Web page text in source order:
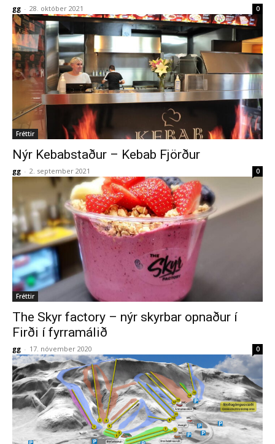
gg - 28. október 2021 0
Fréttir
Nýr Kebabstaður – Kebab Fjörður
gg - 2. september 2021 0
Fréttir
The Skyr factory – nýr skyrbar opnaður í
Firði í fyrramálið
gg - 17. nóvember 2020 0